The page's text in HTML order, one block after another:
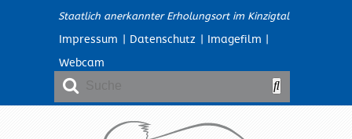
Staatlich anerkannter Erholungsort im Kinzigtal
Impressum | Datenschutz | Imagefilm |
Webcam